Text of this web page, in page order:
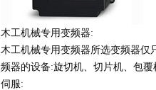
木工机械专用变频器:
木工机械专用变频器所选变频器仅
频器的设备:旋切机、切片机、包覆
伺服: